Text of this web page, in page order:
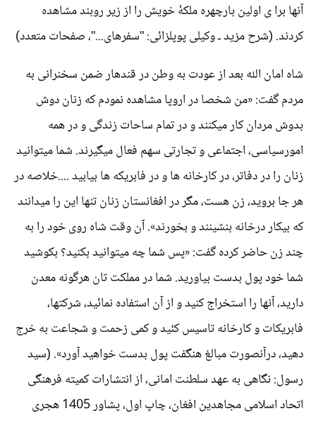
آنها برا ی اولین بارچهره ملکۀ خویش را از زیر روبند مشاهده
کردند. (شرح مزید ـ وکیلی پوپلزائی: "سفرهای..."، صفحات متعدد)
شاه امان الله بعد از عودت به وطن در قندهار ضمن سخنرانی به
مردم گفت: «من شخصا در اروپا مشاهده نمودم که زنان دوش
بدوش مردان کار میکنند و در تمام ساحات زندگی و در همه
امورسیاسی، اجتماعی و تجارتی سهم فعال میگیرند. شما میتوانید
زنان را در دفاتر، در کارخانه ها و در فابریکه ها بیابید ....خلاصه در
هر جا بروید، زن هست، مگر در افغانستان زنان تنها این را میدانند
که بیکار درخانه بنشینند و بخورند». آن وقت شاه روی خود را به
چند زن حاضر کرده گفت: «پس شما چه میتوانید بکنید؟ بکوشید
شما خود پول بدست بیاورید. شما در مملکت تان هرگونه معدن
دارید، آنها را استخراج کنید و از آن استفاده نمائید، شرکتها،
فابریکات و کارخانه تاسیس کئید و کمی زحمت و شجاعت به خرج
دهید، درآنصورت مبالغ هنگفت پول بدست خواهید آورد». (سید
رسول: نگاهی به عهد سلطنت امانی، از انتشارات کمیته فرهنگی
اتحاد اسلامی مجاهدین افغان، چاپ اول، پشاور 1405 هجری